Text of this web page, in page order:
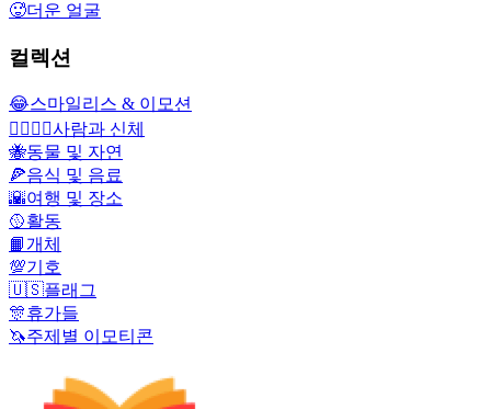
🥵더운 얼굴
컬렉션
😂스마일리스 & 이모션
👩‍❤️‍💋‍👨사람과 신체
🐝동물 및 자연
🍕음식 및 음료
🌇여행 및 장소
🥎활동
📙개체
💯기호
🇺🇸플래그
🎊휴가들
🦄주제별 이모티콘